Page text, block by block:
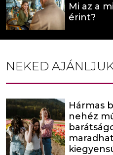
Mi az a
érint?
NEKED
Hármas
nehéz